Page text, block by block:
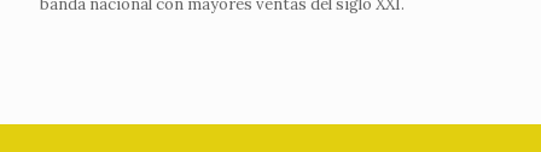
banda nacional con mayores ventas del siglo XXI.